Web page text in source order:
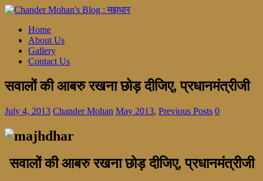
Home
About Us
Gallery
Contact Us
सवालों की आबरु रखना छोड़ दीजिए, प्रधानमंत्रीजी
July 4, 2013 Chander Mohan May 2013, Previous Posts 0
सवालों की आबरु रखना छोड़ दीजिए, प्रधानमंत्रीजी